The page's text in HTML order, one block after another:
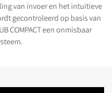
van invoer en het intuïtieve
gecontroleerd op basis van
COMPACT een onmisbaar